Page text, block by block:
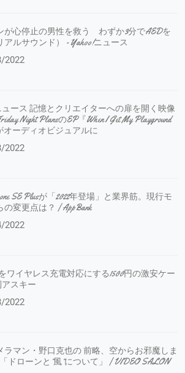
が心停止の男性を救う わずか3分でAEDを
アルサウンド） - Yahoo!ニュース
2022
ュース 記憶とクリエイターへの扉を開く映像
Night PlansのEP『When I Get My Playground
オーディオビジュアルに
2022
SE Plusが「2022年登場」と業界筋。現行モ
の変更点は？ | AppBank
2022
ワイヤレス充電対応にする1500円の激安ケー
アスキー
2022
ラマン・野口克也の 前略、空からお邪魔しま
「ドローンと”風”について」 | VIDEO SALON